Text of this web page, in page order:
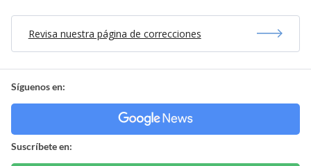
Revisa nuestra página de correcciones
Síguenos en:
Suscríbete en: